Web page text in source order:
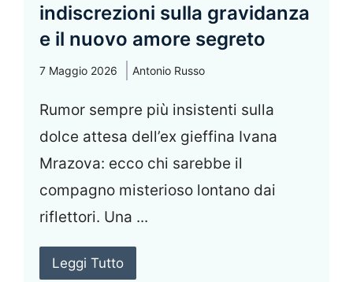
indiscrezioni sulla gravidanza
e il nuovo amore segreto
7 Maggio 2026 Antonio Russo
Rumor sempre più insistenti sulla
dolce attesa dell’ex gieffina Ivana
Mrazova: ecco chi sarebbe il
compagno misterioso lontano dai
riflettori. Una ...
Leggi Tutto